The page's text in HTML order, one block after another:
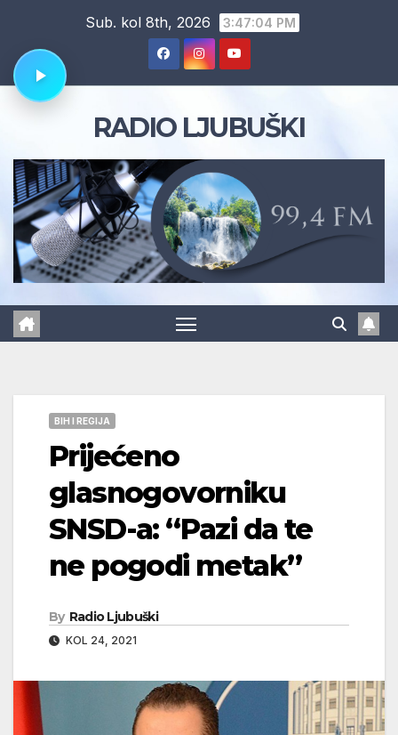
content
Sub. kol 8th, 2026 3:47:04 PM
RADIO LJUBUŠKI
BIH I REGIJA
Prijećeno
glasnogovorniku
SNSD-a: “Pazi da te
ne pogodi metak”
By Radio Ljubuški
KOL 24, 2021